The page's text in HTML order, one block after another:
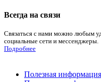
Всегда на связи
Связаться с нами можно любым
социальные сети и мессенджеры.
Подробнее
Полезная информация